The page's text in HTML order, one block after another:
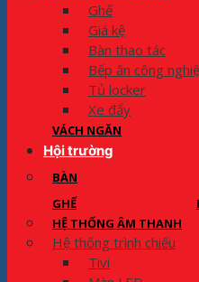
Ghế
Giá kệ
Bàn thao tác
Bếp ăn công
Tủ locker
Xe đẩy
VÁCH NGĂN
Hội trường
BÀN
GHẾ
HỆ THỐNG ÂM THANH
Hệ thống trình chiếu
Tivi